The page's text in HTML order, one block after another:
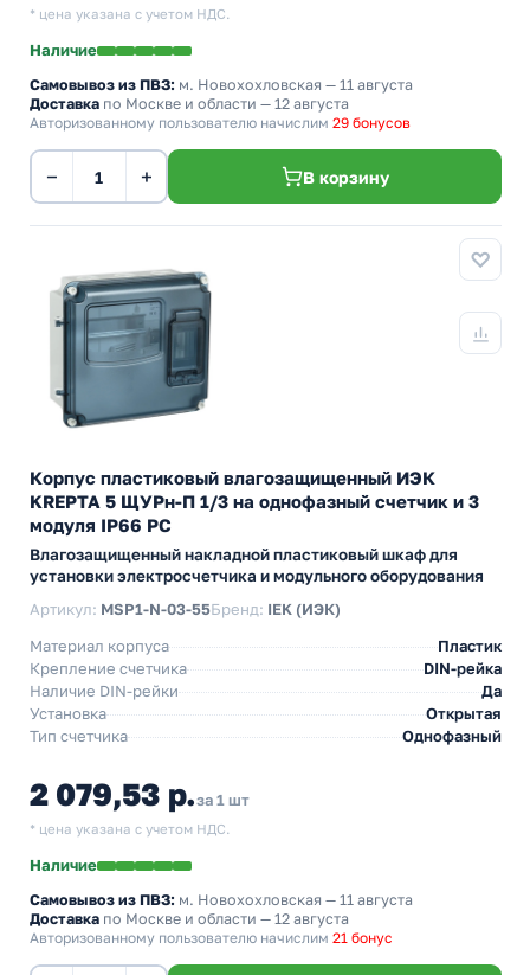
* цена указана с учетом НДС.
Наличие
Самовывоз из ПВЗ: м. Новохохловская — 11 августа
Доставка по Москве и области — 12 августа
Авторизованному пользователю начислим 29 бонусов
− + В корзину
Корпус пластиковый влагозащищенный ИЭК
KREPTA 5 ЩУРн-П 1/3 на однофазный счетчик и 3
модуля IP66 PC
Влагозащищенный накладной пластиковый шкаф для
установки электросчетчика и модульного оборудования
Артикул: MSP1-N-03-55Бренд: IEK (ИЭК)
Материал корпуса
Пластик
Крепление счетчика
DIN-рейка
Наличие DIN-рейки
Да
Установка
Открытая
Тип счетчика
Однофазный
2 079,53 р.за 1 шт
* цена указана с учетом НДС.
Наличие
Самовывоз из ПВЗ: м. Новохохловская — 11 августа
Доставка по Москве и области — 12 августа
Авторизованному пользователю начислим 21 бонус